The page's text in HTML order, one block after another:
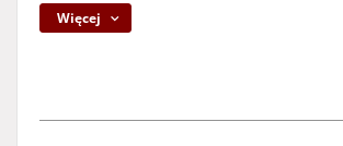
Więcej